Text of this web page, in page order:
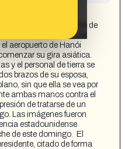
?
1 h El presidente de
todavía aún dentro del
aeropuerto de Hanói
su gira asiática.
y el personal de tierra se
brazos de su esposa,
sin que ella se vea por
ambas manos contra el
de tratarse de un
Las imágenes fueron
estadounidense
de este domingo.⁠ ⁠ El
citado de forma